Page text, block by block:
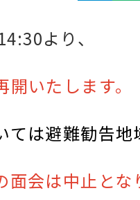
より、
いたします。
ては避難勧告地
会は中止とな